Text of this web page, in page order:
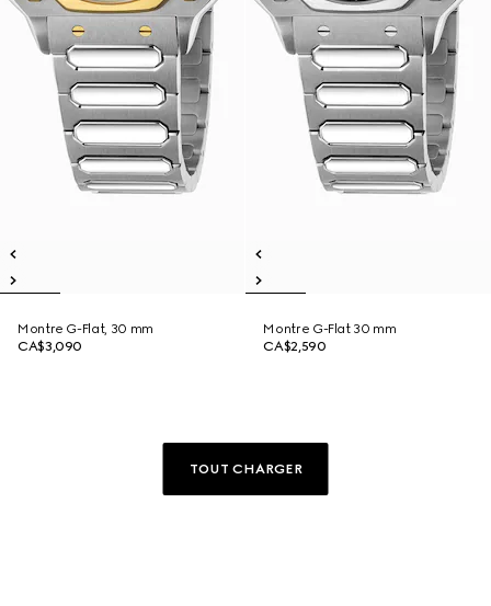
Montre G-Flat, 30 mm
CA$3,090
Montre G-Flat 30 mm
CA$2,590
TOUT CHARGER